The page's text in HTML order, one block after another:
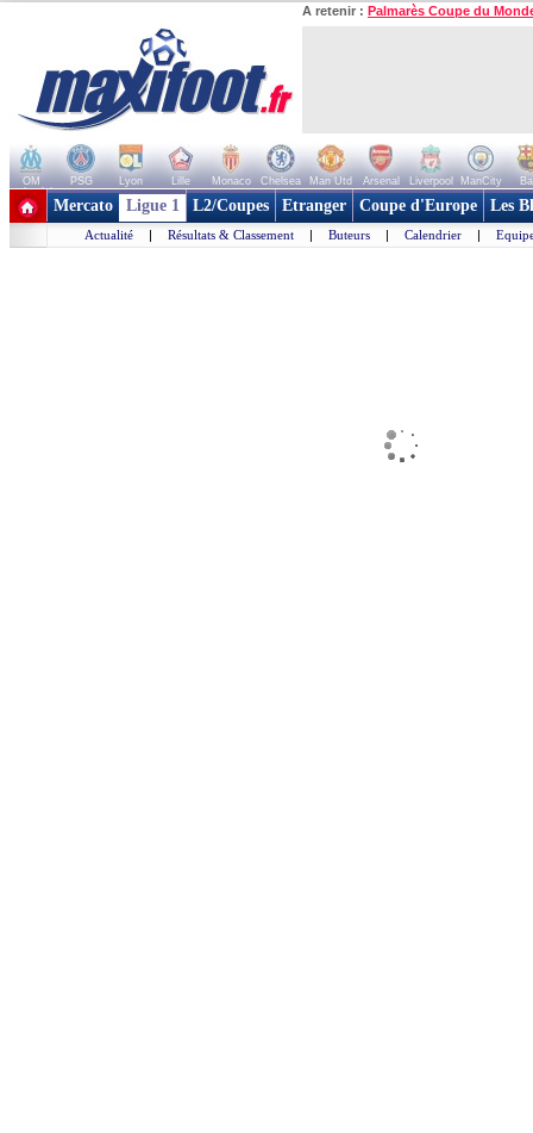
A retenir : Palmarès Coupe du
OM PSG Lyon Lille Monaco Chelsea Man Utd Arsenal Liverpool ManCity
+ de clubs
Mercato Ligue 1 L2/Coupes Etranger Coupe d'Europe Les
Actualité | Résultats & Classement | Buteurs | Calendrier |